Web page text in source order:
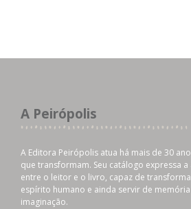
A Peirópolis
A Editora Peirópolis atua há mais de 30
que transformam. Seu catálogo expressa
entre o leitor e o livro, capaz de
espírito humano e ainda servir de
imaginação.